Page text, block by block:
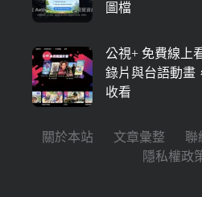
圖檔
公視+ 免費線上
錄片與台語動畫
收看
關於本站 文章彙整 聯
隱私權政